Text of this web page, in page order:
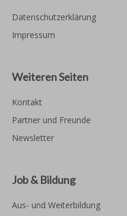
Datenschutzerklärung
Impressum
Weiteren Seiten
Kontakt
Partner und Freunde
Newsletter
Job & Bildung
Aus- und Weiterbildung